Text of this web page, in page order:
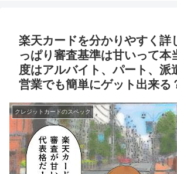
楽天カードを分かりやすく詳
っぱり審査基準は甘いって本
度はアルバイト、パート、派
営業でも簡単にゲット出来る
クレジットカードのスペック